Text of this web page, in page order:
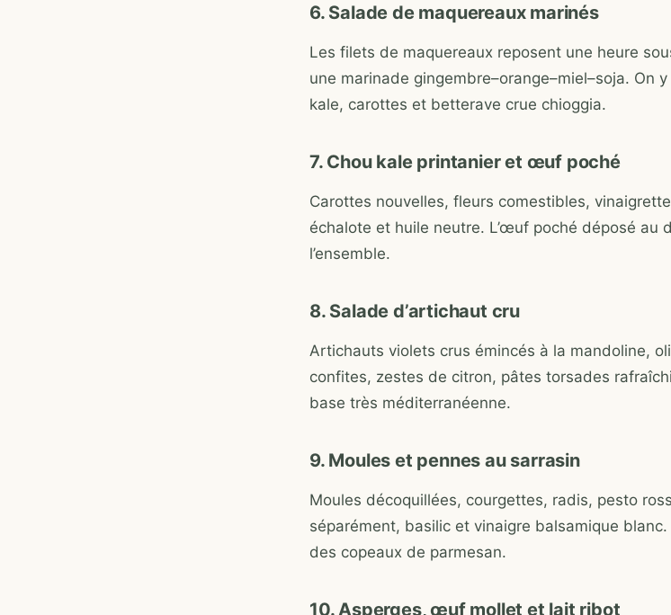
6. Salade de maquereaux marinés
Les filets de maquereaux reposent une heure
une marinade gingembre–orange–miel–soja. On
kale, carottes et betterave crue chioggia.
7. Chou kale printanier et œuf poché
Carottes nouvelles, fleurs comestibles,
échalote et huile neutre. L’œuf poché déposé au
l’ensemble.
8. Salade d’artichaut cru
Artichauts violets crus émincés à la mandoline,
confites, zestes de citron, pâtes torsades
base très méditerranéenne.
9. Moules et pennes au sarrasin
Moules décoquillées, courgettes, radis, pesto
séparément, basilic et vinaigre balsamique
des copeaux de parmesan.
10. Asperges, œuf mollet et lait ribot